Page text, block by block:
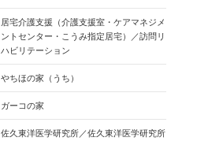
居宅介護支援（介護支援室・ケアマネジメ
ントセンター・こうみ指定居宅）／訪問リ
ハビリテーション
やちほの家（うち）
ガーコの家
佐久東洋医学研究所／佐久東洋医学研究所